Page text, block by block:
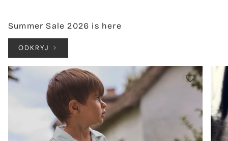
Summer Sale 2026 is here
ODKRYJ